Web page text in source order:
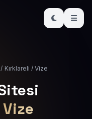
/ Kırklareli / Vize